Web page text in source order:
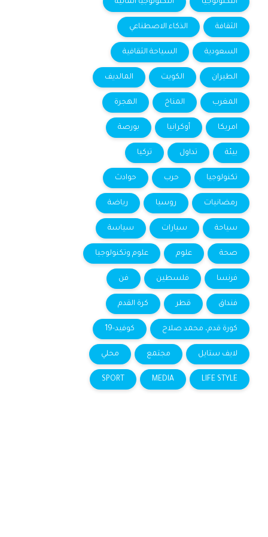
التكنولوجيا التكنولوجيا المالية
الثقافة الذكاء الاصطناعي
السعودية السياحة الثقافية
الطيران الكويت المالديف
المغرب المناخ الهجرة
امريكا أوكرانيا بورصة
بيئة تداول تركيا
تكنولوجيا حرب حوادث
رمضانيات روسيا رياضة
سياحة سيارات سياسة
صحة علوم علوم وتكنولوجيا
فرنسا فلسطين فن
فنداق قطر كرة القدم
كورة قدم، محمد صلاح كوفيد-19
لايف ستايل مجتمع محلي
LIFE STYLE
MEDIA
SPORT